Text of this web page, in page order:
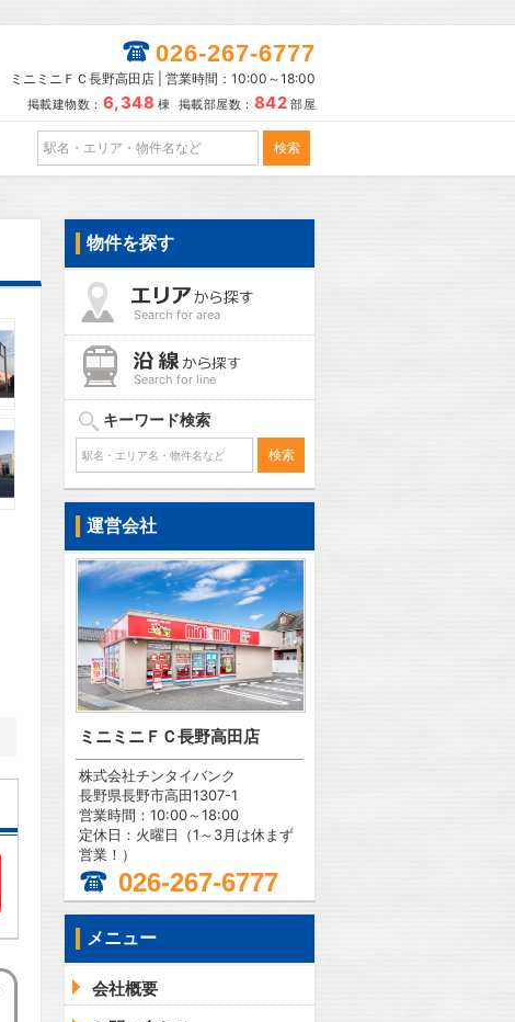
026-267-6777
ミニミニＦＣ長野高田店 | 営業時間：10:00～18:00
掲載建物数： 6,348 棟 掲載部屋数： 842 部屋
物件を探す
Search for area
Search for line
キーワード検索
運営会社
ミニミニＦＣ長野高田店
株式会社チンタイバンク
長野県長野市高田1307-1
営業時間：10:00～18:00
定休日：火曜日（1～3月は休まず
営業！）
026-267-6777
メニュー
会社概要